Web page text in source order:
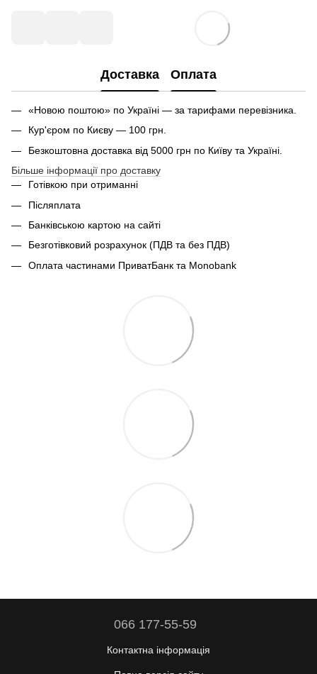
Доставка Оплата
«Новою поштою» по Україні — за тарифами перевізника.
Кур'єром по Києву — 100 грн.
Безкоштовна доставка від 5000 грн по Київу та Україні.
Більше інформації про доставку
Готівкою при отриманні
Післяплата
Банківською картою на сайті
Безготівковий розрахунок (ПДВ та без ПДВ)
Оплата частинами ПриватБанк та Monobank
066 177-55-59
Контактна інформація